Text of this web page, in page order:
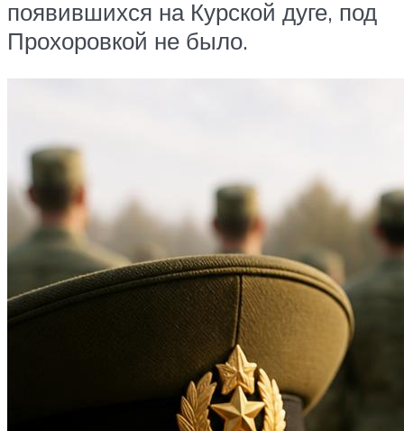
появившихся на Курской дуге, под
Прохоровкой не было.